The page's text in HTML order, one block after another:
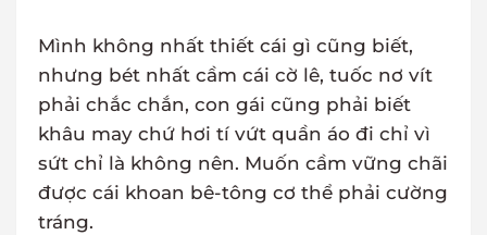
Mình không nhất thiết cái gì cũng biết,
nhưng bét nhất cầm cái cờ lê, tuốc nơ vít
phải chắc chắn, con gái cũng phải biết
khâu may chứ hơi tí vứt quần áo đi chỉ vì
sứt chỉ là không nên. Muốn cầm vững chãi
được cái khoan bê-tông cơ thể phải cường
tráng.